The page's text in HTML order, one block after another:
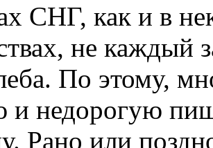
СНГ, как и в
не каждый
По этому,
и недорогую
Рано или